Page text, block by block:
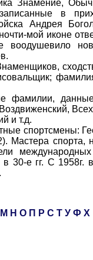
в
Андрея
мой иконе
воодушевило
данные
и т.д.
спортсмены:
Мастера спорта,
30-е гг. С 1958г.
М Н О П Р С Т У Ф Х